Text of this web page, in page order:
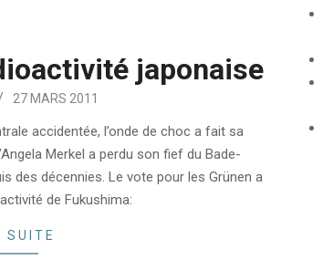
japonaise
27 MARS 2011
accidentée, l’onde de choc a fait sa
Merkel a perdu son fief du Bade-
des décennies. Le vote pour les Grünen a
de Fukushima:
SUITE